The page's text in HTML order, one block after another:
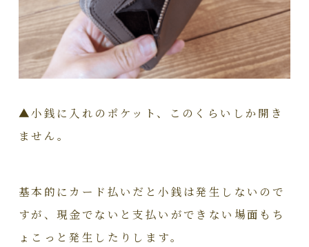
▲小銭に入れのポケット、このくらいしか開き
ません。
基本的にカード払いだと小銭は発生しないので
すが、現金でないと支払いができない場面もち
ょこっと発生したりします。